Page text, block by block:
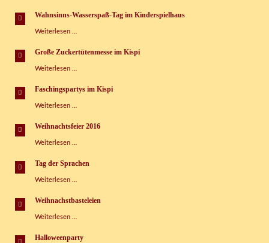
e.V.
machen!
Wahnsinns-Wasserspaß-Tag im Kinderspielhaus
Weiterlesen …
Tag
Kinderspielhaus
Große Zuckertütenmesse im Kispi
Weiterlesen …
im
Faschingspartys im Kispi
Weiterlesen …
Kispi
Weihnachtsfeier 2016
Weiterlesen …
Tag der Sprachen
Weiterlesen …
Sprachen
Weihnachstbasteleien
Weiterlesen …
Halloweenparty